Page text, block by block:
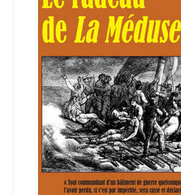
Login Customizer
Newsletter
Nous Contacter
Panier
Politique de confidentialité et cookies
Qui sommes-nous ?
Soutien à Philippe Randa
Suivi de la Commande